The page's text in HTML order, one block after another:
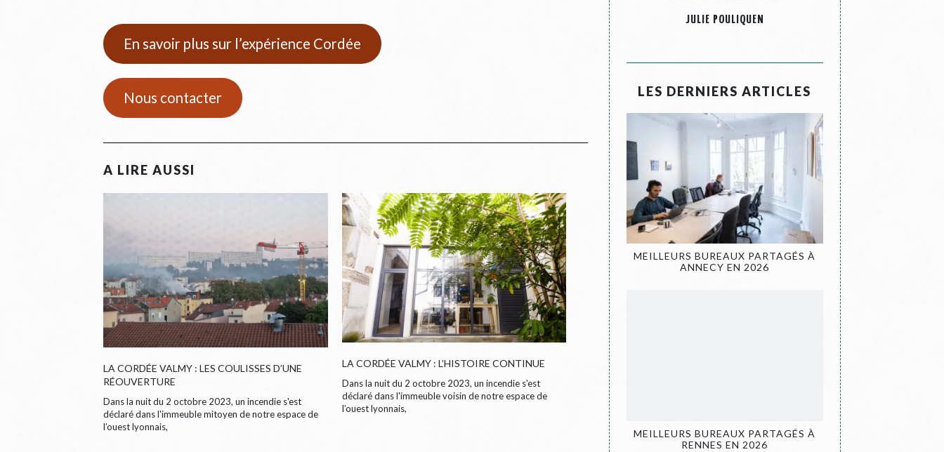
En savoir plus sur l’expérience Cordée
Nous contacter
LA CORDÉE VALMY : LES COULISSES D’UNE
RÉOUVERTURE
Dans la nuit du 2 octobre 2023, un incendie s'est
déclaré dans l'immeuble mitoyen de notre espace de
l’ouest lyonnais,
LA CORDÉE VALMY : L’HISTOIRE CONTINUE
Dans la nuit du 2 octobre 2023, un incendie s'est
déclaré dans l'immeuble voisin de notre espace de
l’ouest lyonnais,
JULIE POULIQUEN
LES DERNIERS ARTICLES
MEILLEURS BUREAUX PARTAGÉS À
ANNECY EN 2026
MEILLEURS BUREAUX PARTAGÉS À
RENNES EN 2026